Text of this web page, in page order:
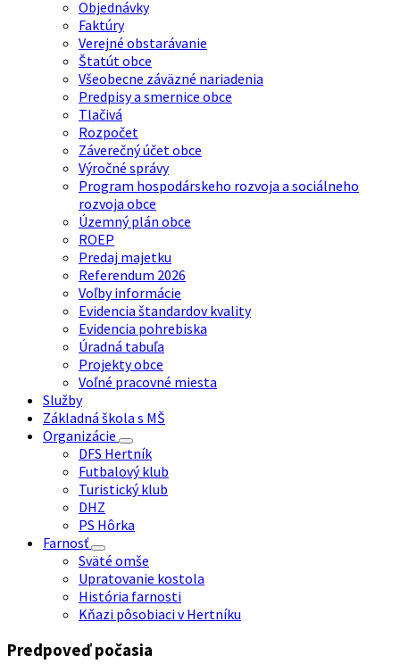
Objednávky
Faktúry
Verejné obstarávanie
Štatút obce
Všeobecne záväzné nariadenia
Predpisy a smernice obce
Tlačivá
Rozpočet
Záverečný účet obce
Výročné správy
Program hospodárskeho rozvoja a sociálneho
rozvoja obce
Územný plán obce
ROEP
Predaj majetku
Referendum 2026
Voľby informácie
Evidencia štandardov kvality
Evidencia pohrebiska
Úradná tabuľa
Projekty obce
Voľné pracovné miesta
Služby
Základná škola s MŠ
Organizácie
DFS Hertník
Futbalový klub
Turistický klub
DHZ
PS Hôrka
Farnosť
Sväté omše
Upratovanie kostola
História farnosti
Kňazi pôsobiaci v Hertníku
Predpoveď počasia